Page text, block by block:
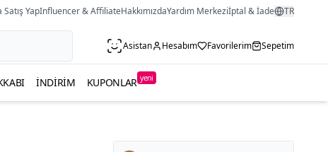
YapInfluencer & AffiliateHakkımızdaYardım Merkeziİptal & İade TR
Asistan Hesabım Favorilerim Sepetim
İNDIRIM KUPONLAR yeni